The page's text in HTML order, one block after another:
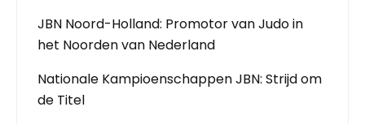
JBN Noord-Holland: Promotor van Judo in
het Noorden van Nederland
Nationale Kampioenschappen JBN: Strijd om
de Titel